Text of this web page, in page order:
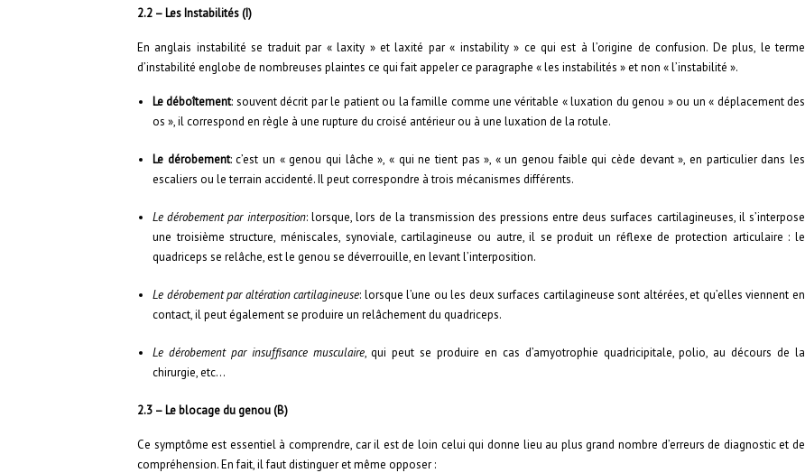
2.2 – Les Instabilités (I)
En anglais instabilité se traduit par « laxity » et laxité par « instability » ce qui est à l’origine de confusion. De plus, le terme
d’instabilité englobe de nombreuses plaintes ce qui fait appeler ce paragraphe « les instabilités » et non « l’instabilité ».
Le déboîtement: souvent décrit par le patient ou la famille comme une véritable « luxation du genou » ou un « déplacement des
os », il correspond en règle à une rupture du croisé antérieur ou à une luxation de la rotule.
Le dérobement: c’est un « genou qui lâche », « qui ne tient pas », « un genou faible qui cède devant », en particulier dans les
escaliers ou le terrain accidenté. Il peut correspondre à trois mécanismes différents.
Le dérobement par interposition: lorsque, lors de la transmission des pressions entre deus surfaces cartilagineuses, il s’interpose
une troisième structure, méniscales, synoviale, cartilagineuse ou autre, il se produit un réflexe de protection articulaire : le
quadriceps se relâche, est le genou se déverrouille, en levant l’interposition.
Le dérobement par altération cartilagineuse: lorsque l’une ou les deux surfaces cartilagineuse sont altérées, et qu’elles viennent en
contact, il peut également se produire un relâchement du quadriceps.
Le dérobement par insuffisance musculaire, qui peut se produire en cas d’amyotrophie quadricipitale, polio, au décours de la
chirurgie, etc…
2.3 – Le blocage du genou (B)
Ce symptôme est essentiel à comprendre, car il est de loin celui qui donne lieu au plus grand nombre d’erreurs de diagnostic et de
compréhension. En fait, il faut distinguer et même opposer :